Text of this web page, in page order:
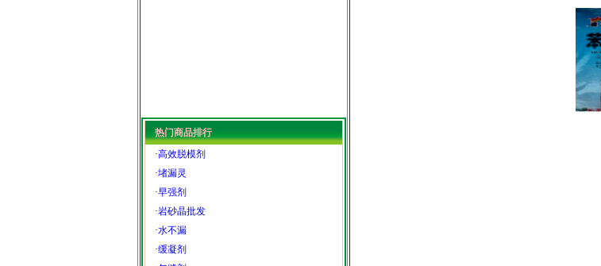
热门商品排行
·高效脱模剂
·堵漏灵
·早强剂
·岩砂晶批发
·水不漏
·缓凝剂